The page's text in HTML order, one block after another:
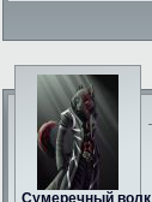
Сумеречный волк